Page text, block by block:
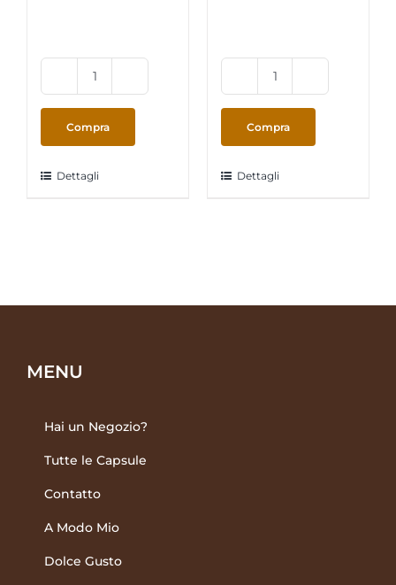
DolceGusto
-
ItalianCoffee
"MumuMilk"
Scremato
Compra
Dettagli
DolceGusto
-
ItalianCoffee
"ChocoMou"
e
Compra
Dettagli
MENU
Hai un Negozio?
Tutte le Capsule
Contatto
A Modo Mio
Dolce Gusto